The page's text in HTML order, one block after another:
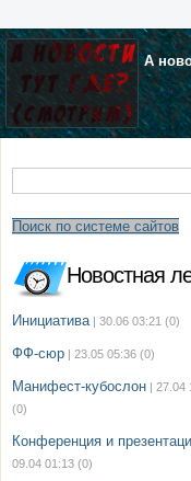
А
Поиск по системе сайтов
Новостная
Инициатива | 30.06 03:21 (0)
ФФ-сюр | 23.05 05:36 (0)
Манифест-кубослон | 27.04
(0)
Конференция и
09.04 01:13 (0)